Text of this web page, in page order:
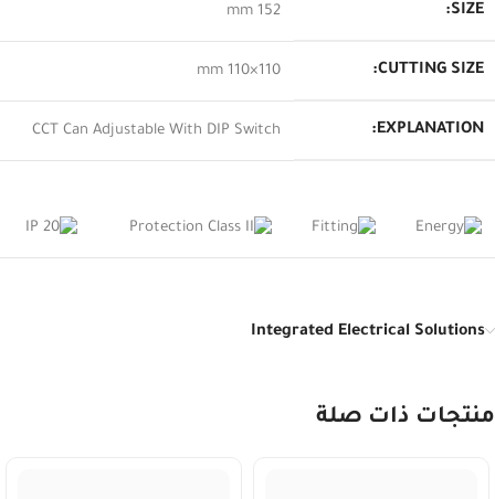
SIZE:
152 mm
CUTTING SIZE:
110×110 mm
EXPLANATION:
CCT Can Adjustable With DIP Switch
Integrated Electrical Solutions
منتجات ذات صلة